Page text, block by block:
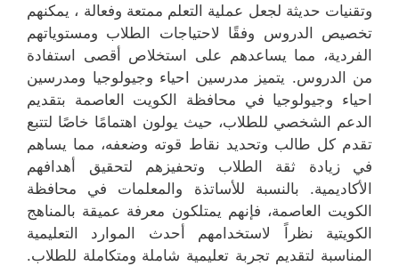
وتقنيات حديثة لجعل عملية التعلم ممتعة وفعالة ، يمكنهم
تخصيص الدروس وفقًا لاحتياجات الطلاب ومستوياتهم
الفردية، مما يساعدهم على استخلاص أقصى استفادة
من الدروس. يتميز مدرسين احياء وجيولوجيا ومدرسين
احياء وجيولوجيا في محافظة الكويت العاصمة بتقديم
الدعم الشخصي للطلاب، حيث يولون اهتمامًا خاصًا لتتبع
تقدم كل طالب وتحديد نقاط قوته وضعفه، مما يساهم
في زيادة ثقة الطلاب وتحفيزهم لتحقيق أهدافهم
الأكاديمية. بالنسبة للأساتذة والمعلمات في محافظة
الكويت العاصمة، فإنهم يمتلكون معرفة عميقة بالمناهج
الكويتية نظراً لاستخدامهم أحدث الموارد التعليمية
المناسبة لتقديم تجربة تعليمية شاملة ومتكاملة للطلاب.